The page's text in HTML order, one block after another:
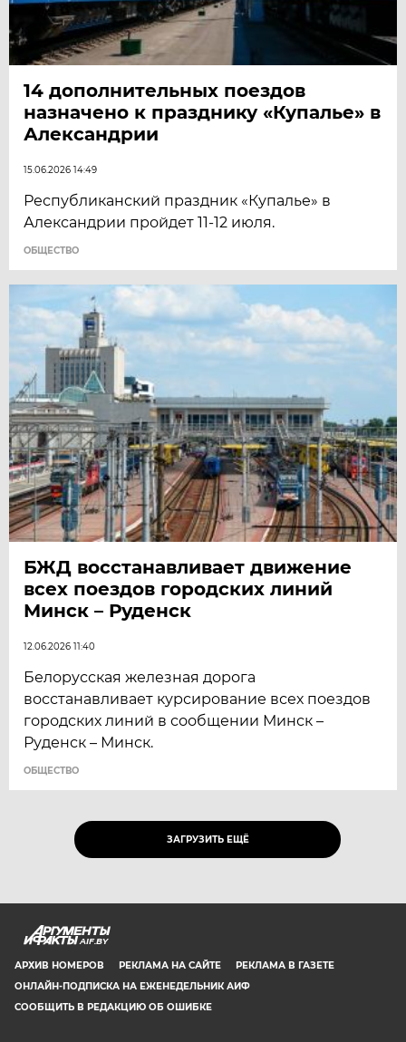
14 дополнительных поездов
назначено к празднику «Купалье» в
Александрии
15.06.2026 14:49
Республиканский праздник «Купалье» в
Александрии пройдет 11-12 июля.
ОБЩЕСТВО
БЖД восстанавливает движение
всех поездов городских линий
Минск – Руденск
12.06.2026 11:40
Белорусская железная дорога
восстанавливает курсирование всех поездов
городских линий в сообщении Минск –
Руденск – Минск.
ОБЩЕСТВО
ЗАГРУЗИТЬ ЕЩЁ
AIF.BY
АРХИВ НОМЕРОВ РЕКЛАМА НА САЙТЕ
РЕКЛАМА В ГАЗЕТЕ
ОНЛАЙН-ПОДПИСКА НА ЕЖЕНЕДЕЛЬНИК АИФ
СООБЩИТЬ В РЕДАКЦИЮ ОБ ОШИБКЕ